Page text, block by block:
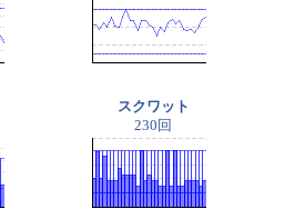
スクワット
230回